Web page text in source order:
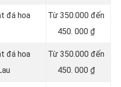
đá hoa
Từ350.000 đến
450. 000 ₫
đá hoa
Từ 350.000 đến
450. 000 ₫